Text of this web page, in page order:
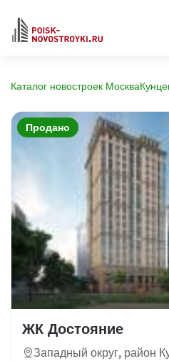
Каталог новостроек Москва
Продано
ЖК Достояние
Западный округ, район